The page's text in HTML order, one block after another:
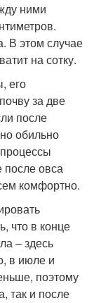
ними
В этом случае
на сотку.
его
за две
после
обильно
овса
комфортно.
что в конце
– здесь
в июле и
поэтому
так и после